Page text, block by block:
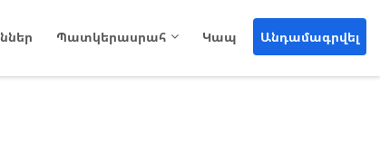
Պատկերասրահ Կապ Անդամագրվել